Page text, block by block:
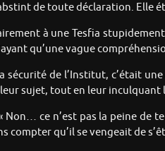
de toute déclaration. Elle
à une Tesfia
qu’une vague
sécurité de l’Institut, c’était
sujet, tout en leur
Non… ce n’est pas la peine de
compter qu’il se vengeait de